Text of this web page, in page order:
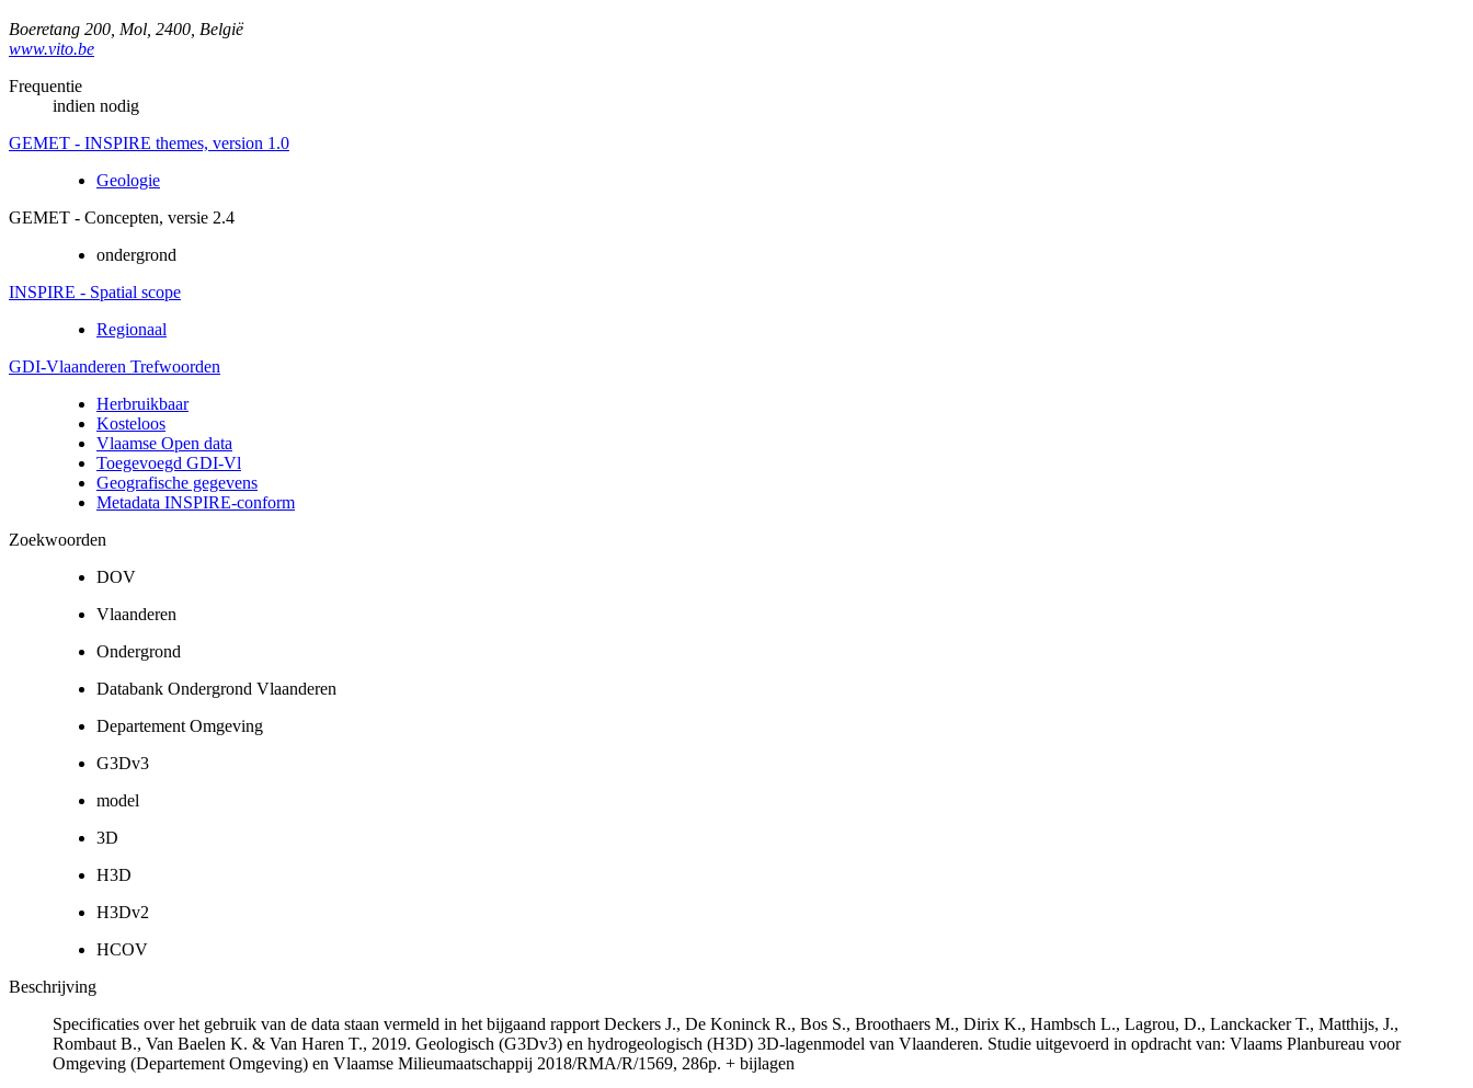
Boeretang 200 Mol 2400 België
www.vito.be
Frequentie
indien nodig
GEMET - INSPIRE themes, version 1.0
Geologie
GEMET - Concepten, versie 2.4
ondergrond
INSPIRE - Spatial scope
Regionaal
GDI-Vlaanderen Trefwoorden
Herbruikbaar
Kosteloos
Vlaamse Open data
Toegevoegd GDI-Vl
Geografische gegevens
Metadata INSPIRE-conform
Zoekwoorden
DOV
Vlaanderen
Ondergrond
Databank Ondergrond Vlaanderen
Departement Omgeving
G3Dv3
model
3D
H3D
H3Dv2
HCOV
Beschrijving
Specificaties over het gebruik van de data staan vermeld in het bijgaand rapport Deckers J., De Koninck R., Bos S., Broothaers M., Dirix K., Hambsch L., Lagrou, D., Lanckacker T., Matthijs, J.,
Rombaut B., Van Baelen K. & Van Haren T., 2019. Geologisch (G3Dv3) en hydrogeologisch (H3D) 3D-lagenmodel van Vlaanderen. Studie uitgevoerd in opdracht van: Vlaams Planbureau voor
Omgeving (Departement Omgeving) en Vlaamse Milieumaatschappij 2018/RMA/R/1569, 286p. + bijlagen